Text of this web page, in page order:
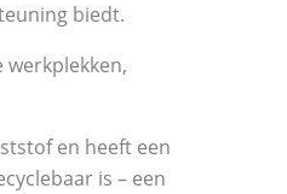
biedt.
werkplekken,
en heeft een
is – een